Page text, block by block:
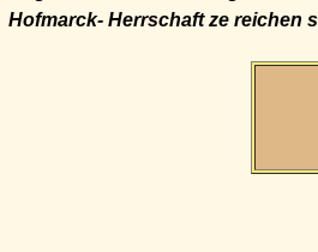
Hofmarck- Herrschaft ze reichen